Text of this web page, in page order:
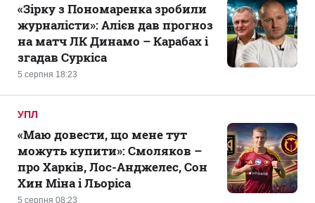
5 серпня 18:23
«Зірку з Пономаренка зробили
журналісти»: Алієв дав прогноз
на матч ЛК Динамо – Карабах і
згадав Суркіса
УПЛ
5 серпня 08:23
«Маю довести, що мене тут
можуть купити»: Смоляков –
про Харків, Лос-Анджелес, Сон
Хин Міна і Льоріса